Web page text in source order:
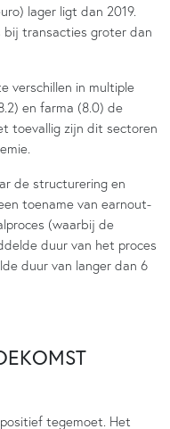
lager ligt dan 2019.
bij transacties groter dan
verschillen in multiple
en farma (8.0) de
toevallig zijn dit sectoren
de structurering en
toename van earnout-
(waarbij de
duur van het proces
duur van langer dan 6
tegemoet. Het